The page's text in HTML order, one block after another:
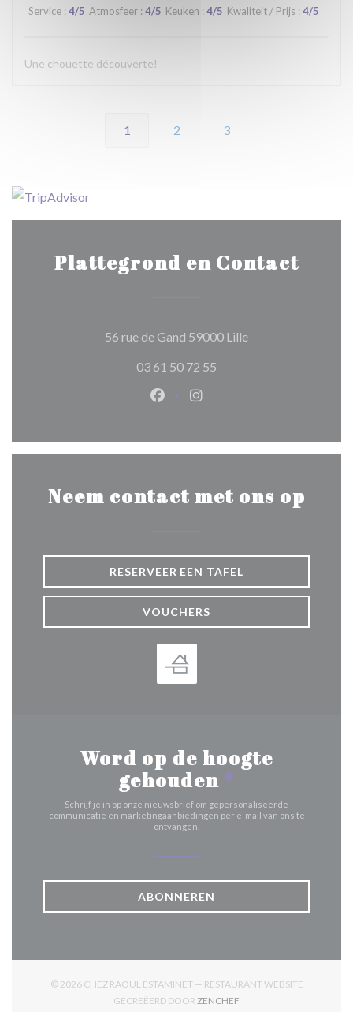
Service : 4/5 Atmosfeer : 4/5 Keuken : 4/5 Kwaliteit / Prijs : 4/5
Une chouette découverte!
1 2 3
Plattegrond en Contact
56 rue de Gand 59000 Lille((opent in een
03 61 50 72 55
Facebook ((opent in een nieuw
Instagram ((opent in een
Neem contact met ons op
RESERVEER EEN TAFEL
VOUCHERS
Word op de hoogte
gehouden *
Schrijf je in op onze nieuwsbrief om gepersonaliseerde
communicatie en marketingaanbiedingen per e-mail van ons te
ontvangen.
ABONNEREN
© 2026 CHEZ RAOUL ESTAMINET — RESTAURANT WEBSITE
GECREËERD DOOR ZENCHEF